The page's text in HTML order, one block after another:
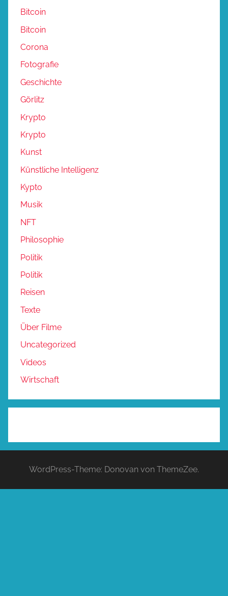
Bitcoin
Bitcoin
Corona
Fotografie
Geschichte
Görlitz
Krypto
Krypto
Kunst
Künstliche Intelligenz
Kypto
Musik
NFT
Philosophie
Politik
Politik
Reisen
Texte
Über Filme
Uncategorized
Videos
Wirtschaft
WordPress-Theme: Donovan von ThemeZee.